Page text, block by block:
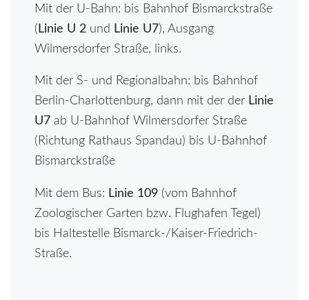
Mit der U-Bahn: bis Bahnhof Bismarckstraße
( Linie U 2 und Linie U7), Ausgang
Wilmersdorfer Straße, links.
Mit der S- und Regionalbahn: bis Bahnhof
Berlin-Charlottenburg, dann mit der der Linie
U7 ab U-Bahnhof Wilmersdorfer Straße
(Richtung Rathaus Spandau) bis U-Bahnhof
Bismarckstraße
Mit dem Bus: Linie 109 (vom Bahnhof
Zoologischer Garten bzw. Flughafen Tegel)
bis Haltestelle Bismarck-/Kaiser-Friedrich-
Straße.